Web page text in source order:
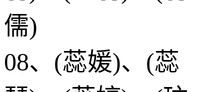
儒)
08、(蕊媛)、(蕊